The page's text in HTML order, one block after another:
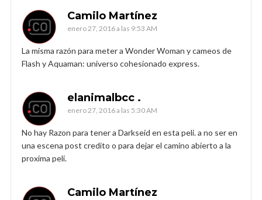
Camilo Martínez
enero 27, 2016 a las 9:53 AM
La misma razón para meter a Wonder Woman y cameos de
Flash y Aquaman: universo cohesionado express.
elanimalbcc .
enero 27, 2016 a las 5:30 AM
No hay Razon para tener a Darkseid en esta peli. a no ser en
una escena post credito o para dejar el camino abierto a la
proxima peli.
Camilo Martínez